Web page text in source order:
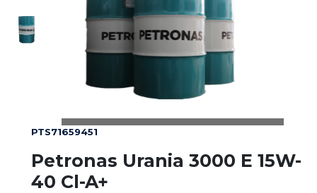
PTS71659451
Petronas Urania 3000 E 15W-
40 Cl-A+